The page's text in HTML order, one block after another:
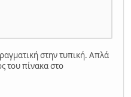
Σ)
στην τυπική. Απλά
του πίνακα στο